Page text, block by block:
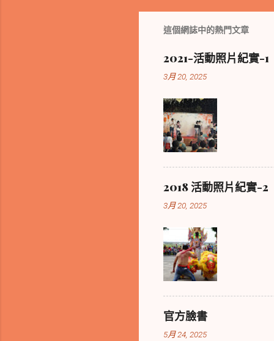
這個網誌中的熱門文章
2021-活動照片紀實-1
3月 20, 2025
2018 活動照片紀實-2
3月 20, 2025
官方臉書
5月 24, 2025